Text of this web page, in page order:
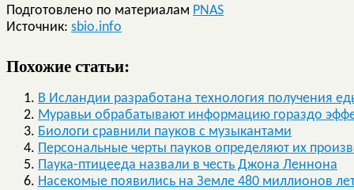
Подготовлено по материалам РNAS
Источник: sbio.info
Похожие статьи:
В Исландии разработана технология получения
Муравьи обрабатывают информацию гораздо
Биологи сравнили пауков с музыкантами
Персональные черты пауков определяют их
Паука-птицееда назвали в честь Джона Леннона
Насекомые появились на Земле 480 миллионов